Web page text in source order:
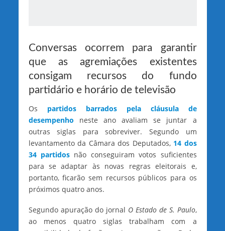
Conversas ocorrem para garantir
que as agremiações existentes
consigam recursos do fundo
partidário e horário de televisão
Os partidos barrados pela cláusula de
desempenho neste ano avaliam se juntar a
outras siglas para sobreviver. Segundo um
levantamento da Câmara dos Deputados, 14 dos
34 partidosnão conseguiram votos suficientes
para se adaptar às novas regras eleitorais e,
portanto, ficarão sem recursos públicos para os
próximos quatro anos.
Segundo apuração do jornal O Estado de S. Paulo,
ao menos quatro siglas trabalham com a